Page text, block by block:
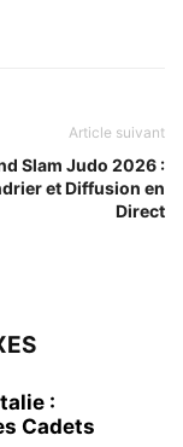
Article suivant
Slam Judo 2026 :
et Diffusion en
Direct
:
Cadets